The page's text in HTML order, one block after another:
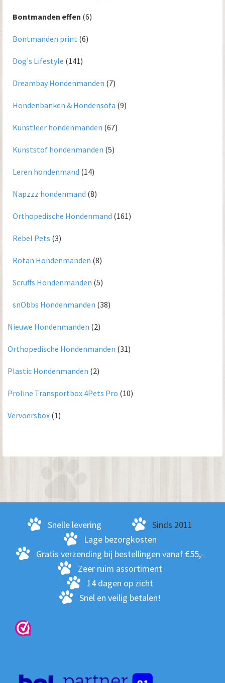
Bontmanden effen (6)
Bontmanden print (6)
Dog's Lifestyle (141)
Dreambay Hondenmanden (7)
Hondenbanken & Hondensofa (9)
Kunstleer hondenmanden (67)
Kunststof hondenmanden (5)
Leren hondenmand (14)
Napzzz hondenmand (8)
Orthopedische Hondenmand (161)
Rebel Pets (3)
Rotan Hondenmanden (8)
Scruffs Hondenmanden (5)
snObbs Hondenmanden (38)
Nieuwe Hondenmanden (2)
Orthopedische Hondenmanden (31)
Plastic Hondenmanden (2)
Proline Transportbox 4Pets Pro (10)
Vervoersbox (1)
Snelle levering
Sinds 2011
Lage bezorgkosten
Gratis verzending bij bestellingen vanaf €55,-
Zeer ruim assortiment
14 dagen op zicht
Snel en veilig betalen!